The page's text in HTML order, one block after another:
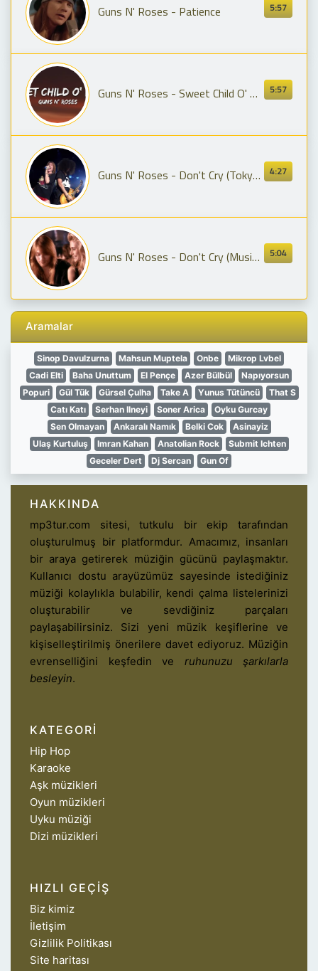
5:57
Guns N' Roses - Patience
5:57
Guns N' Roses - Sweet Child O' Mine (Lyrics)
4:27
Guns N' Roses - Don't Cry (Tokyo 1992) HD Remastered
5:04
Guns N' Roses - Don't Cry (Music Video) (Remastered) [HQ/HD/4K]
Aramalar
Sinop Davulzurna Mahsun Muptela Onbe
Mikrop Lvbel
Cadi Elti
Baha Unuttum El Pençe Azer Bülbül
Napıyorsun
Popuri
Gül Tük Gürsel Çulha Take A Yunus Tütüncü
That S
Catı Katı
Serhan Ilneyi Soner Arica
Oyku Gurcay
Sen Olmayan
Ankaralı Namık Belki Cok
Asinayiz
Ulaş Kurtuluş
Imran Kahan Anatolian Rock
Submit Ichten
Geceler Dert
Dj Sercan Gun Of
HAKKINDA
mp3tur.com sitesi, tutkulu bir ekip tarafından
oluşturulmuş bir platformdur. Amacımız, insanları
bir araya getirerek müziğin gücünü paylaşmaktır.
Kullanıcı dostu arayüzümüz sayesinde istediğiniz
müziği kolaylıkla bulabilir, kendi çalma listelerinizi
oluşturabilir ve sevdiğiniz parçaları
paylaşabilirsiniz. Sizi yeni müzik keşiflerine ve
kişiselleştirilmiş önerilere davet ediyoruz. Müziğin
evrenselliğini keşfedin ve ruhunuzu şarkılarla
besleyin.
KATEGORI
Hip Hop
Karaoke
Aşk müzikleri
Oyun müzikleri
Uyku müziği
Dizi müzikleri
HIZLI GEÇIŞ
Biz kimiz
İletişim
Gizlilik Politikası
Site haritası